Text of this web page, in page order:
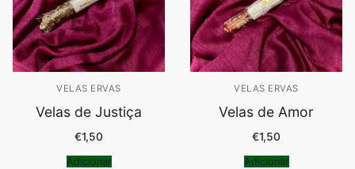
VELAS ERVAS
Velas de Justiça
€1,50
Adicionar
VELAS ERVAS
Velas de Amor
€1,50
Adicionar